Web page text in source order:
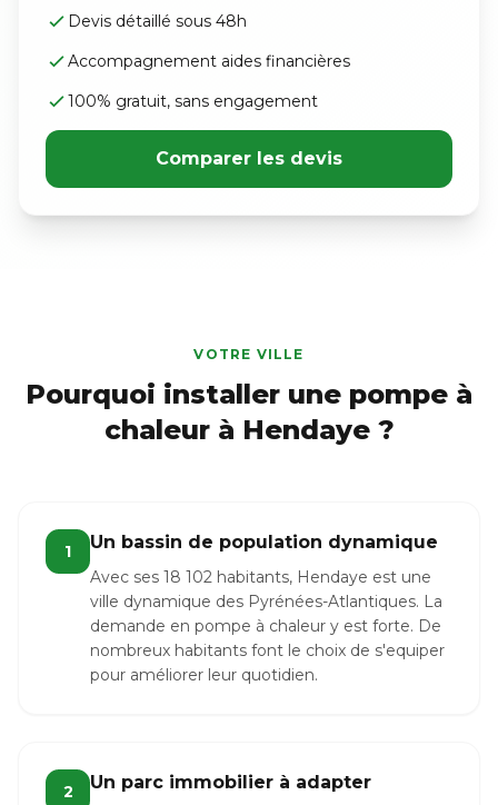
Devis détaillé sous 48h
Accompagnement aides financières
100% gratuit, sans engagement
Comparer les devis
VOTRE VILLE
Pourquoi installer une pompe à
chaleur à Hendaye ?
1 Un bassin de population dynamique
Avec ses 18 102 habitants, Hendaye est une
ville dynamique des Pyrénées-Atlantiques. La
demande en pompe à chaleur y est forte. De
nombreux habitants font le choix de s'equiper
pour améliorer leur quotidien.
2 Un parc immobilier à adapter